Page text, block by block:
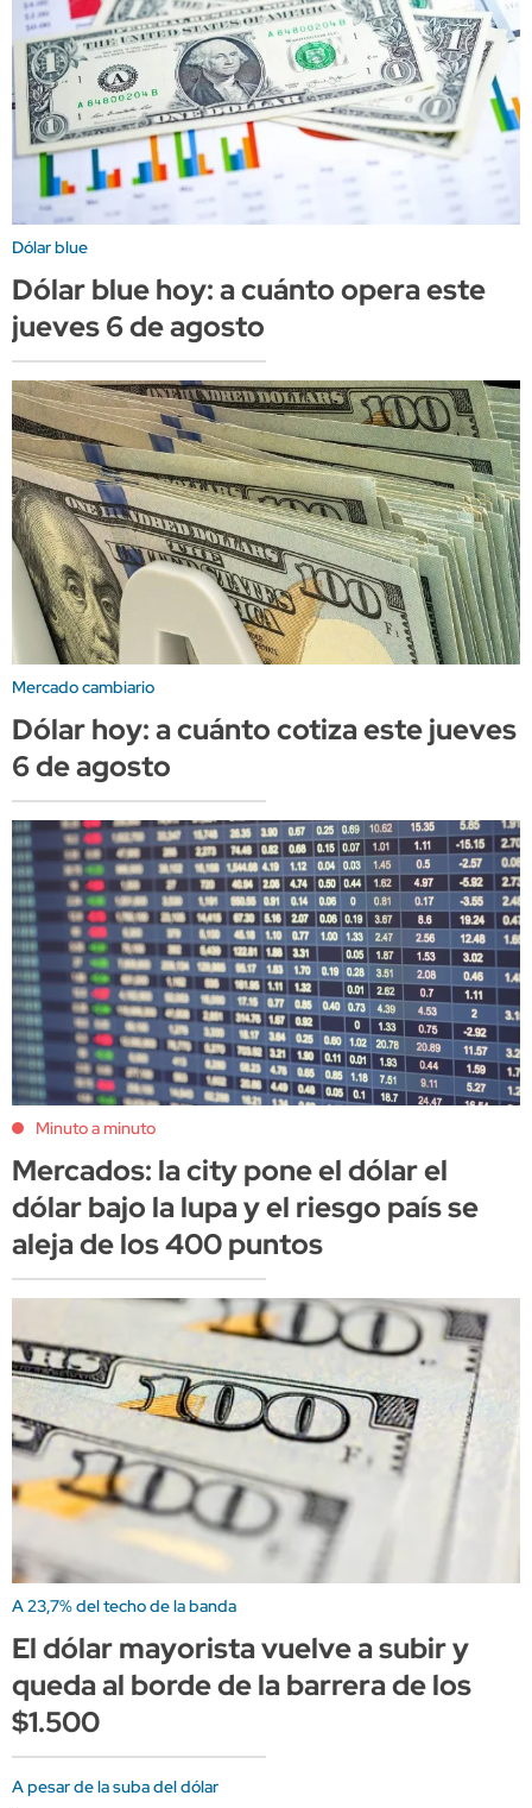
Dólar blue
Dólar blue hoy: a cuánto opera este
jueves 6 de agosto
Mercado cambiario
Dólar hoy: a cuánto cotiza este jueves
6 de agosto
Minuto a minuto
Mercados: la city pone el dólar el
dólar bajo la lupa y el riesgo país se
aleja de los 400 puntos
A 23,7% del techo de la banda
El dólar mayorista vuelve a subir y
queda al borde de la barrera de los
$1.500
A pesar de la suba del dólar